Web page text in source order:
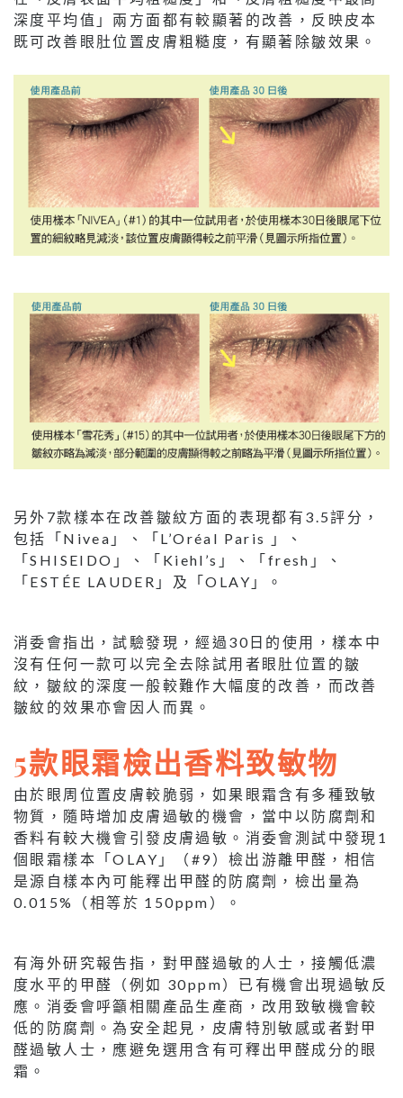
深度平均值」兩方面都有較顯著的改善，反映皮本
既可改善眼肚位置皮膚粗糙度，有顯著除皺效果。
另外7款樣本在改善皺紋方面的表現都有3.5評分，
包括「Nivea」、「L’Oréal Paris 」、
「SHISEIDO」、「Kiehl’s」、「fresh」、
「ESTÉE LAUDER」及「OLAY」。
消委會指出，試驗發現，經過30日的使用，樣本中
沒有任何一款可以完全去除試用者眼肚位置的皺
紋，皺紋的深度一般較難作大幅度的改善，而改善
皺紋的效果亦會因人而異。
5款眼霜檢出香料致敏物
由於眼周位置皮膚較脆弱，如果眼霜含有多種致敏
物質，隨時增加皮膚過敏的機會，當中以防腐劑和
香料有較大機會引發皮膚過敏。消委會測試中發現1
個眼霜樣本「OLAY」（#9）檢出游離甲醛，相信
是源自樣本內可能釋出甲醛的防腐劑，檢出量為
0.015%（相等於 150ppm）。
有海外研究報告指，對甲醛過敏的人士，接觸低濃
度水平的甲醛（例如 30ppm）已有機會出現過敏反
應。消委會呼籲相關產品生產商，改用致敏機會較
低的防腐劑。為安全起見，皮膚特別敏感或者對甲
醛過敏人士，應避免選用含有可釋出甲醛成分的眼
霜。